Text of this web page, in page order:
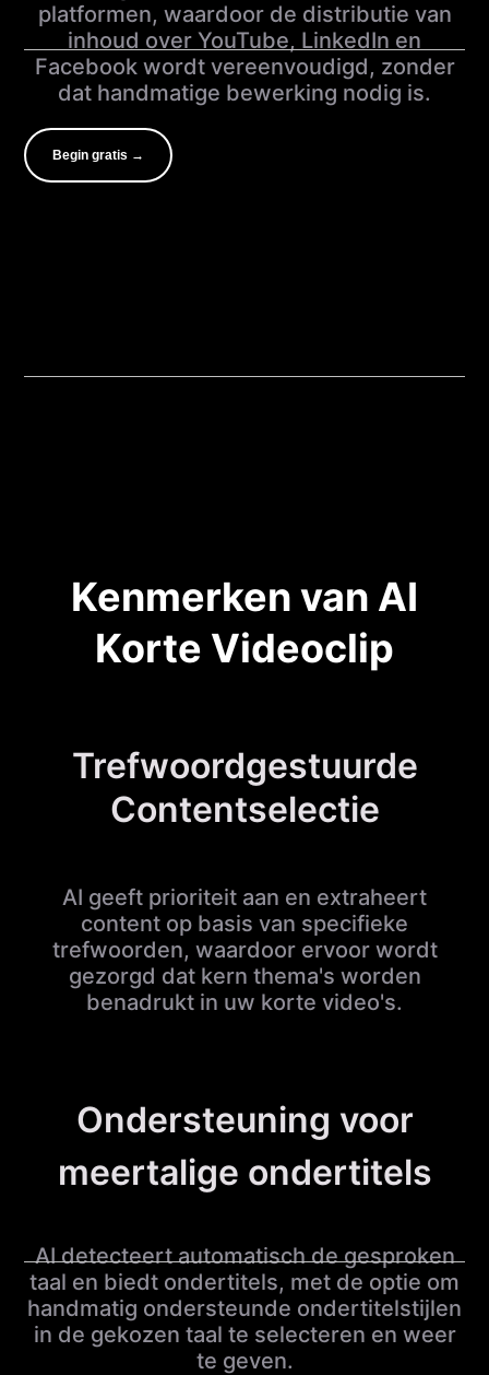
platformen, waardoor de distributie van
inhoud over YouTube, LinkedIn en
Facebook wordt vereenvoudigd, zonder
dat handmatige bewerking nodig is.
Begin gratis →
Kenmerken van AI
Korte Videoclip
Trefwoordgestuurde
Contentselectie
AI geeft prioriteit aan en extraheert
content op basis van specifieke
trefwoorden, waardoor ervoor wordt
gezorgd dat kern thema's worden
benadrukt in uw korte video's.
Ondersteuning voor
meertalige ondertitels
AI detecteert automatisch de gesproken
taal en biedt ondertitels, met de optie om
handmatig ondersteunde ondertitelstijlen
in de gekozen taal te selecteren en weer
te geven.